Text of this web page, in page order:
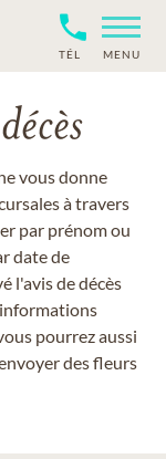
TÉL MENU
vous donne
à travers
par prénom ou
date de
l'avis de décès
pourrez aussi
des fleurs